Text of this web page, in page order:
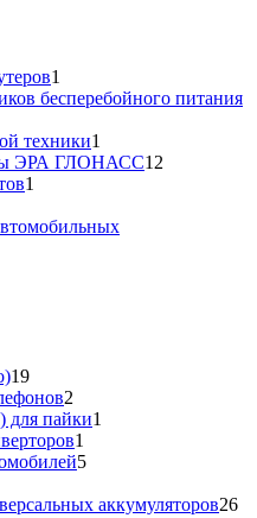
1
товар
бесперебойного питания
техники1
товар
ЭРА ГЛОНАСС12
1
1919
товаров
2
товара
для пайки1
1
товар
55
аккумуляторов2626